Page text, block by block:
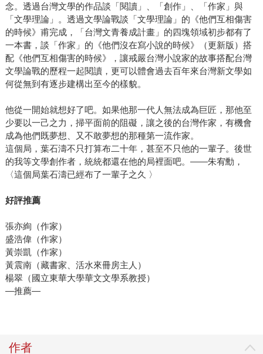
念。透過台灣文學的作品談「閱讀」、「創作」、「作家」與
「文學理論」。透過文學論戰談「文學理論」的《他們互相傷害
的時候》甫完成，「台灣文青養成計畫」的四塊領域初步都有了
一本書，談「作家」的《他們沒在寫小說的時候》（更新版）搭
配《他們互相傷害的時候》，讓戒嚴台灣小說家的故事搭配台灣
文學論戰的歷程一起閱讀，更可以體會過去百年來台灣新文學如
何從無到有逐步建構出至今的樣貌。
他從一開始就想好了吧。如果他那一代人無法成為巨匠，那他至
少要以一己之力，掃平面前的阻礙，讓之後的台灣作家，有機會
成為他們既夢想、又不敢夢想的那種第一流作家。
這個局，葉石濤不只打算布二十年，甚至不只他的一輩子。後世
的我等文學創作者，統統都還在他的局裡面吧。——朱宥勳，
〈這個局葉石濤已經布了一輩子之久 〉
好評推薦
張亦絢（作家）
盛浩偉（作家）
黃崇凱（作家）
黃震南（藏書家、活水來冊房主人）
楊翠（國立東華大學華文文學系教授）
—推薦—
作者